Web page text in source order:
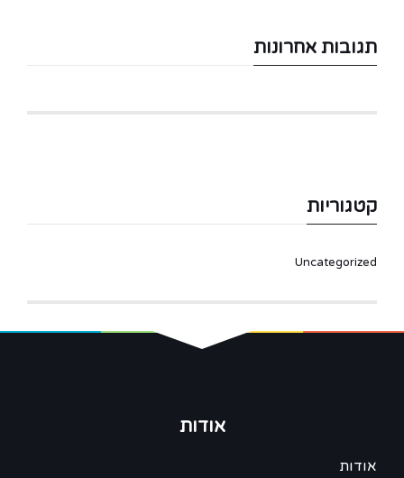
תגובות אחרונות
קטגוריות
Uncategorized
אודות
אודות